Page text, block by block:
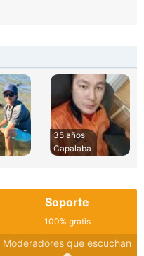
35 años
Capalaba
Soporte
100% gratis
Moderadores que escuchan